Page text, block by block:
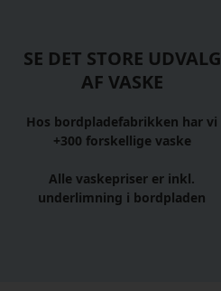
SE DET STORE UDVALG
AF VASKE
Hos bordpladefabrikken har vi
+300 forskellige vaske
Alle vaskepriser er inkl.
underlimning i bordpladen